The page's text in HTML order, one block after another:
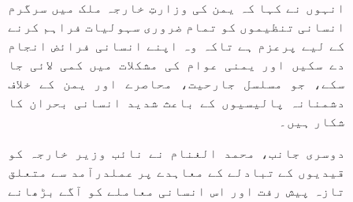
انہوں نے کہا کہ یمن کی وزارتِ خارجہ ملک میں سرگرم
انسانی تنظیموں کو تمام ضروری سہولیات فراہم کرنے
کے لیے پرعزم ہے تاکہ وہ اپنے انسانی فرائض انجام
دے سکیں اور یمنی عوام کی مشکلات میں کمی لائی جا
سکے، جو مسلسل جارحیت، محاصرے اور یمن کے خلاف
دشمنانہ پالیسیوں کے باعث شدید انسانی بحران کا
شکار ہیں۔
دوسری جانب، محمد الغنام نے نائب وزیر خارجہ کو
قیدیوں کے تبادلے کے معاہدے پر عملدرآمد سے متعلق
تازہ پیش رفت اور اس انسانی معاملے کو آگے بڑھانے